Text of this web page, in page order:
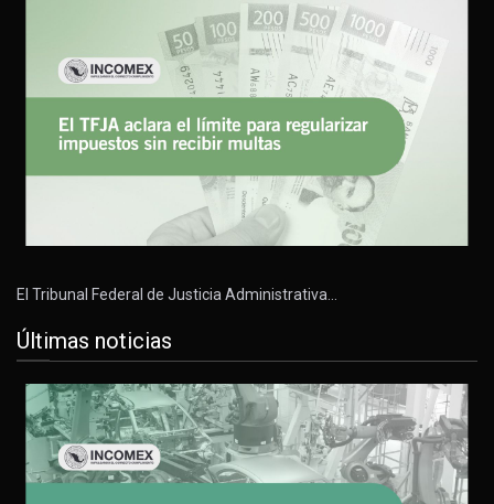
El Tribunal Federal de Justicia Administrativa…
Últimas noticias